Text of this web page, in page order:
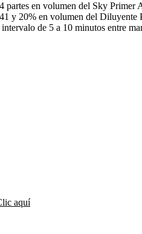
partes en volumen del Sky Primer
y 20% en volumen del Diluyente
de 5 a 10 minutos entre
aquí